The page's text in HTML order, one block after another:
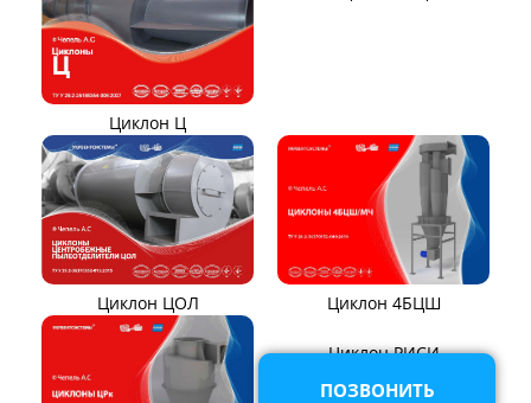
Циклон ЦН-15/МЧ
Циклон СЦН-40 Циклон ЦР
ПОЗВОНИТЬ